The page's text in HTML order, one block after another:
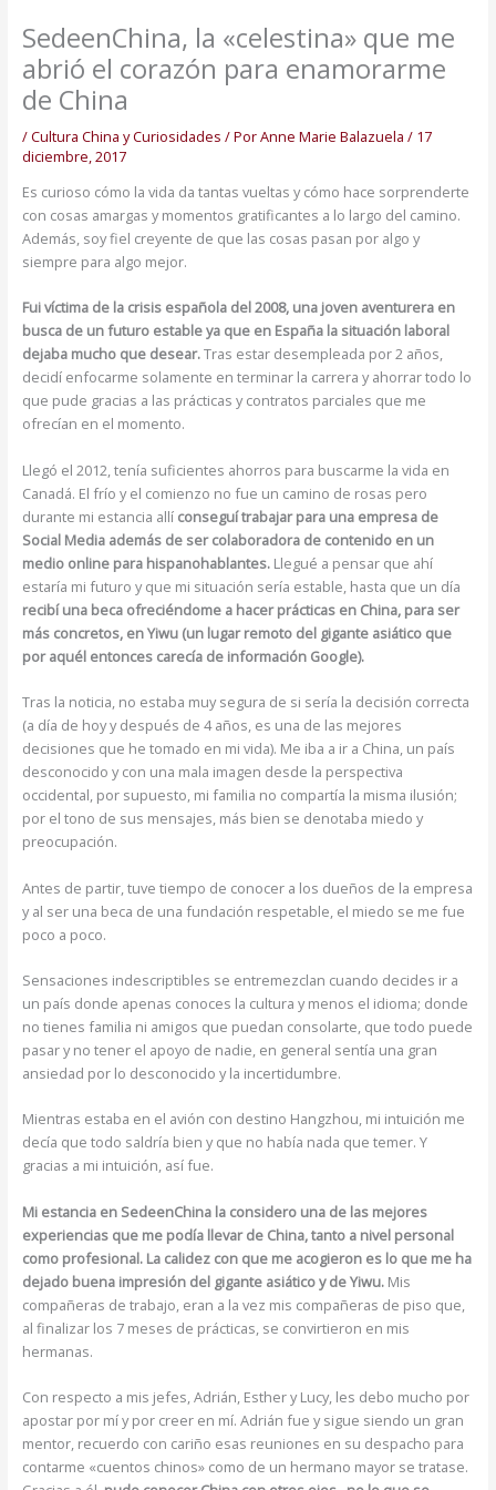
SedeenChina, la «celestina» que me
abrió el corazón para enamorarme
de China
/Cultura China y Curiosidades / PorAnne Marie Balazuela / 17
diciembre, 2017
Es curioso cómo la vida da tantas vueltas y cómo hace sorprenderte
con cosas amargas y momentos gratificantes a lo largo del camino.
Además, soy fiel creyente de que las cosas pasan por algo y
siempre para algo mejor.
Fui víctima de la crisis española del 2008, una joven aventurera en
busca de un futuro estable ya que en España la situación laboral
dejaba mucho que desear.Tras estar desempleada por 2 años,
decidí enfocarme solamente en terminar la carrera y ahorrar todo lo
que pude gracias a las prácticas y contratos parciales que me
ofrecían en el momento.
Llegó el 2012, tenía suficientes ahorros para buscarme la vida en
Canadá. El frío y el comienzo no fue un camino de rosas pero
durante mi estancia allí conseguí trabajar para una empresa de
Social Media además de ser colaboradora de contenido en un
medio online para hispanohablantes.Llegué a pensar que ahí
estaría mi futuro y que mi situación sería estable, hasta que un día
recibí una beca ofreciéndome a hacer prácticas en China, para ser
más concretos, en Yiwu (un lugar remoto del gigante asiático que
por aquél entonces carecía de información Google).
Tras la noticia, no estaba muy segura de si sería la decisión correcta
(a día de hoy y después de 4 años, es una de las mejores
decisiones que he tomado en mi vida). Me iba a ir a China, un país
desconocido y con una mala imagen desde la perspectiva
occidental, por supuesto, mi familia no compartía la misma ilusión;
por el tono de sus mensajes, más bien se denotaba miedo y
preocupación.
Antes de partir, tuve tiempo de conocer a los dueños de la empresa
y al ser una beca de una fundación respetable, el miedo se me fue
poco a poco.
Sensaciones indescriptibles se entremezclan cuando decides ir a
un país donde apenas conoces la cultura y menos el idioma; donde
no tienes familia ni amigos que puedan consolarte, que todo puede
pasar y no tener el apoyo de nadie, en general sentía una gran
ansiedad por lo desconocido y la incertidumbre.
Mientras estaba en el avión con destino Hangzhou, mi intuición me
decía que todo saldría bien y que no había nada que temer. Y
gracias a mi intuición, así fue.
Mi estancia en SedeenChina la considero una de las mejores
experiencias que me podía llevar de China, tanto a nivel personal
como profesional. La calidez con que me acogieron es lo que me ha
dejado buena impresión del gigante asiático y de Yiwu.Mis
compañeras de trabajo, eran a la vez mis compañeras de piso que,
al finalizar los 7 meses de prácticas, se convirtieron en mis
hermanas.
Con respecto a mis jefes, Adrián, Esther y Lucy, les debo mucho por
apostar por mí y por creer en mí. Adrián fue y sigue siendo un gran
mentor, recuerdo con cariño esas reuniones en su despacho para
contarme «cuentos chinos» como de un hermano mayor se tratase.